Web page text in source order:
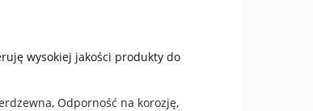
wysokiej jakości produkty do
, Odporność na korozję,